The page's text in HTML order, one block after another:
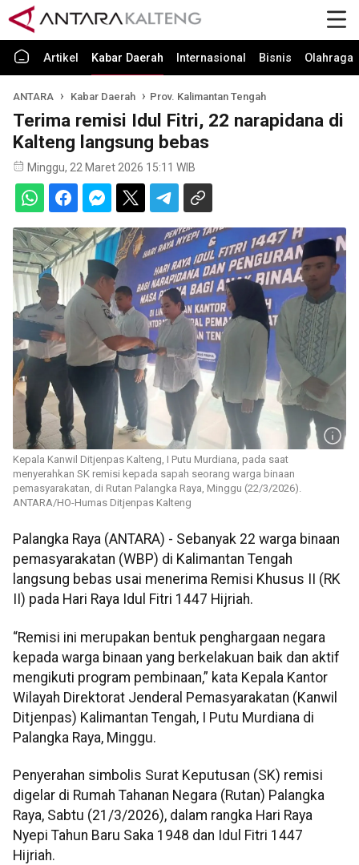
Artikel Kabar Daerah Internasional Bisnis Olahraga
ANTARA Kabar Daerah Prov. Kalimantan Tengah
Terima remisi Idul Fitri, 22 narapidana di
Kalteng langsung bebas
Minggu, 22 Maret 2026 15:11 WIB
Kepala Kanwil Ditjenpas Kalteng, I Putu Murdiana, pada saat
menyerahkan SK remisi kepada sapah seorang warga binaan
pemasyarakatan, di Rutan Palangka Raya, Minggu (22/3/2026).
ANTARA/HO-Humas Ditjenpas Kalteng
Palangka Raya (ANTARA) - Sebanyak 22 warga binaan
pemasyarakatan (WBP) di Kalimantan Tengah
langsung bebas usai menerima Remisi Khusus II (RK
II) pada Hari Raya Idul Fitri 1447 Hijriah.
“Remisi ini merupakan bentuk penghargaan negara
kepada warga binaan yang berkelakuan baik dan aktif
mengikuti program pembinaan,” kata Kepala Kantor
Wilayah Direktorat Jenderal Pemasyarakatan (Kanwil
Ditjenpas) Kalimantan Tengah, I Putu Murdiana di
Palangka Raya, Minggu.
Penyerahan simbolis Surat Keputusan (SK) remisi
digelar di Rumah Tahanan Negara (Rutan) Palangka
Raya, Sabtu (21/3/2026), dalam rangka Hari Raya
Nyepi Tahun Baru Saka 1948 dan Idul Fitri 1447
Hijriah.